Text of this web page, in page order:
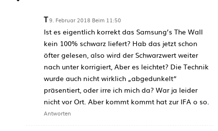
T 9. Februar 2018 Beim 11:50
Ist es eigentlich korrekt das Samsung’s The Wall
kein 100% schwarz liefert? Hab das jetzt schon
öfter gelesen, also wird der Schwarzwert weiter
nach unter korrigiert, Aber es leichtet? Die Technik
wurde auch nicht wirklich „abgedunkelt“
präsentiert, oder irre ich mich da? War ja leider
nicht vor Ort. Aber kommt kommt hat zur IFA o so.
Antworten